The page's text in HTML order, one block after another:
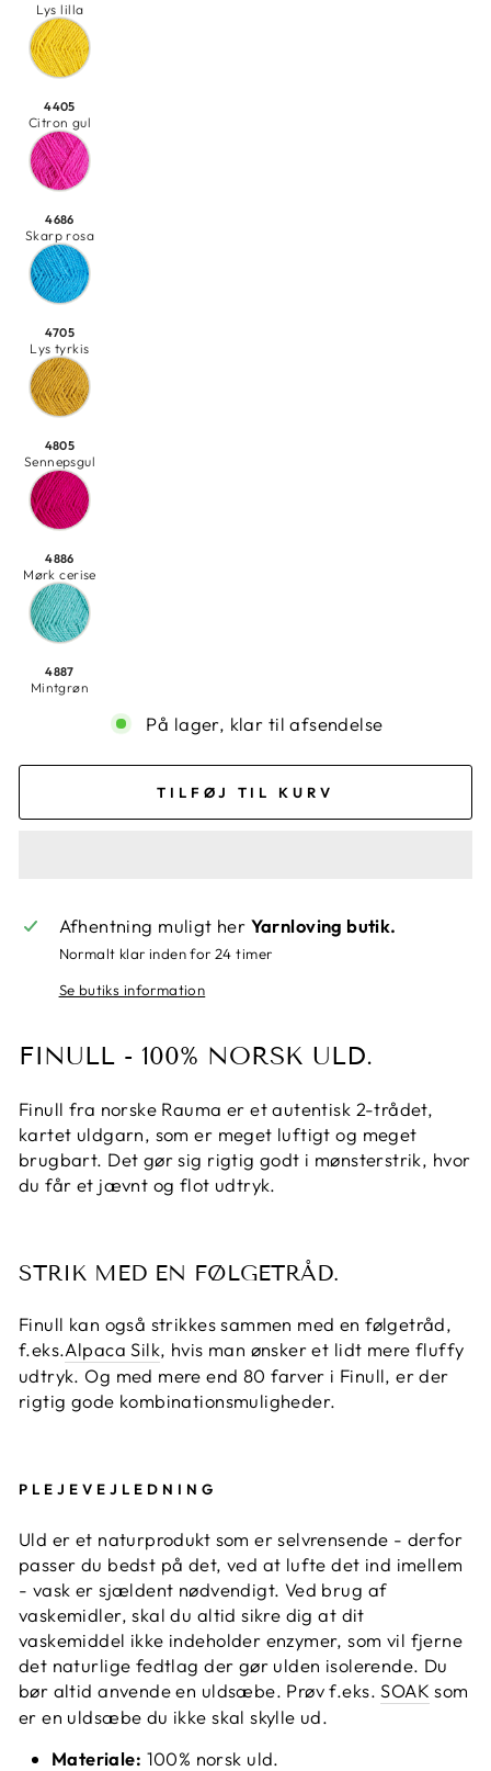
Lys lilla
4405
Citron gul
4686
Skarp rosa
4705
Lys tyrkis
4805
Sennepsgul
4886
Mørk cerise
4887
Mintgrøn
På lager, klar til afsendelse
TILFØJ TIL KURV
Afhentning muligt her Yarnloving butik.
Normalt klar inden for 24 timer
Se butiks information
FINULL - 100% NORSK ULD.
Finull fra norske Rauma er et autentisk 2-trådet,
kartet uldgarn, som er meget luftigt og meget
brugbart. Det gør sig rigtig godt i mønsterstrik, hvor
du får et jævnt og flot udtryk.
STRIK MED EN FØLGETRÅD.
Finull kan også strikkes sammen med en følgetråd,
f.eks.Alpaca Silk, hvis man ønsker et lidt mere fluffy
udtryk. Og med mere end 80 farver i Finull, er der
rigtig gode kombinationsmuligheder.
PLEJEVEJLEDNING
Uld er et naturprodukt som er selvrensende - derfor
passer du bedst på det, ved at lufte det ind imellem
- vask er sjældent nødvendigt. Ved brug af
vaskemidler, skal du altid sikre dig at dit
vaskemiddel ikke indeholder enzymer, som vil fjerne
det naturlige fedtlag der gør ulden isolerende. Du
bør altid anvende en uldsæbe. Prøv f.eks.SOAK som
er en uldsæbe du ikke skal skylle ud.
Materiale: 100% norsk uld.